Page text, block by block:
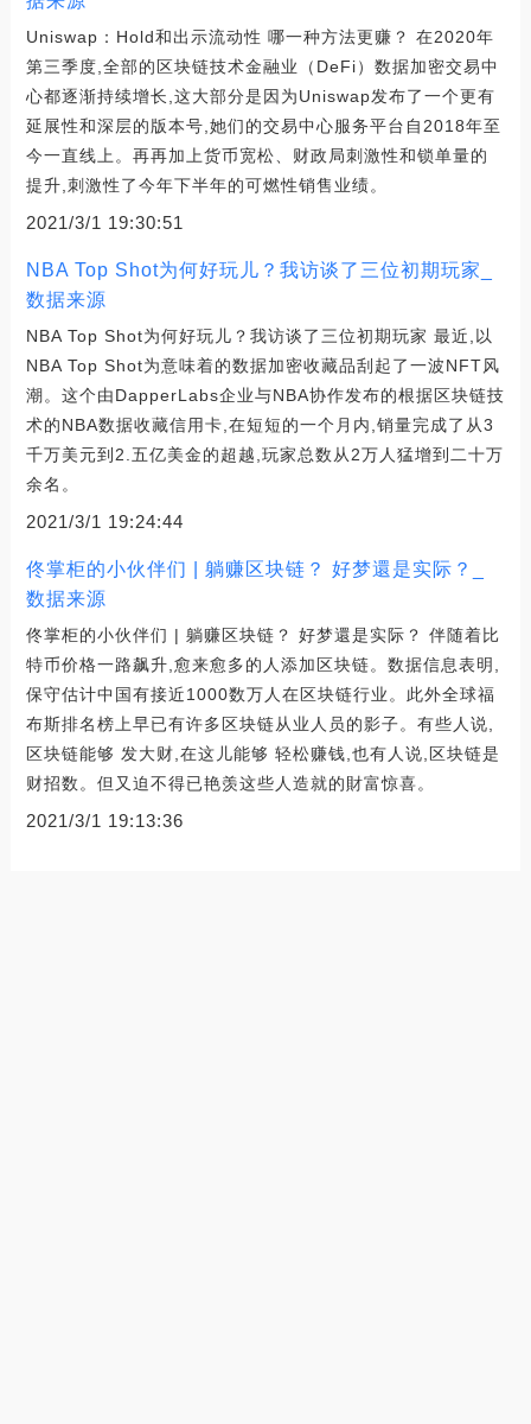
Uniswap：Hold和出示流动性 哪一种方法更赚？ 在2020年
第三季度,全部的区块链技术金融业（DeFi）数据加密交易中
心都逐渐持续增长,这大部分是因为Uniswap发布了一个更有
延展性和深层的版本号,她们的交易中心服务平台自2018年至
今一直线上。再再加上货币宽松、财政局刺激性和锁单量的
提升,刺激性了今年下半年的可燃性销售业绩。
2021/3/1 19:30:51
NBA Top Shot为何好玩儿？我访谈了三位初期玩家_
数据来源
NBA Top Shot为何好玩儿？我访谈了三位初期玩家 最近,以
NBA Top Shot为意味着的数据加密收藏品刮起了一波NFT风
潮。这个由DapperLabs企业与NBA协作发布的根据区块链技
术的NBA数据收藏信用卡,在短短的一个月内,销量完成了从3
千万美元到2.五亿美金的超越,玩家总数从2万人猛增到二十万
余名。
2021/3/1 19:24:44
佟掌柜的小伙伴们 | 躺赚区块链？ 好梦還是实际？_
数据来源
佟掌柜的小伙伴们 | 躺赚区块链？ 好梦還是实际？ 伴随着比
特币价格一路飙升,愈来愈多的人添加区块链。数据信息表明,
保守估计中国有接近1000数万人在区块链行业。此外全球福
布斯排名榜上早已有许多区块链从业人员的影子。有些人说,
区块链能够 发大财,在这儿能够 轻松赚钱,也有人说,区块链是
财招数。但又迫不得已艳羡这些人造就的財富惊喜。
2021/3/1 19:13:36